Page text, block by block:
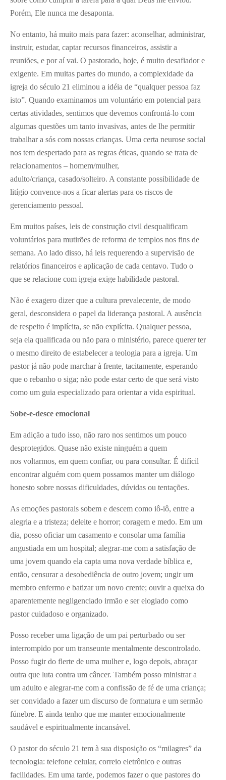
Porém, Ele nunca me desaponta.
No entanto, há muito mais para fazer: aconselhar, administrar,
instruir, estudar, captar recursos financeiros, assistir a
reuniões, e por aí vai. O pastorado, hoje, é muito desafiador e
exigente. Em muitas partes do mundo, a complexidade da
igreja do século 21 eliminou a idéia de “qualquer pessoa faz
isto”. Quando examinamos um voluntário em potencial para
certas atividades, sentimos que devemos confrontá-lo com
algumas questões um tanto invasivas, antes de lhe permitir
trabalhar a sós com nossas crianças. Uma certa neurose social
nos tem despertado para as regras éticas, quando se trata de
relacionamentos – homem/mulher,
adulto/criança, casado/solteiro. A constante possibilidade de
litígio convence-nos a ficar alertas para os riscos de
gerenciamento pessoal.
Em muitos países, leis de construção civil desqualificam
voluntários para mutirões de reforma de templos nos fins de
semana. Ao lado disso, há leis requerendo a supervisão de
relatórios financeiros e aplicação de cada centavo. Tudo o
que se relacione com igreja exige habilidade pastoral.
Não é exagero dizer que a cultura prevalecente, de modo
geral, desconsidera o papel da liderança pastoral. A ausência
de respeito é implícita, se não explícita. Qualquer pessoa,
seja ela qualificada ou não para o ministério, parece querer ter
o mesmo direito de estabelecer a teologia para a igreja. Um
pastor já não pode marchar à frente, tacitamente, esperando
que o rebanho o siga; não pode estar certo de que será visto
como um guia especializado para orientar a vida espiritual.
Sobe-e-desce emocional
Em adição a tudo isso, não raro nos sentimos um pouco
desprotegidos. Quase não existe ninguém a quem
nos voltarmos, em quem confiar, ou para consultar. É difícil
encontrar alguém com quem possamos manter um diálogo
honesto sobre nossas dificuldades, dúvidas ou tentações.
As emoções pastorais sobem e descem como iô-iô, entre a
alegria e a tristeza; deleite e horror; coragem e medo. Em um
dia, posso oficiar um casamento e consolar uma família
angustiada em um hospital; alegrar-me com a satisfação de
uma jovem quando ela capta uma nova verdade bíblica e,
então, censurar a desobediência de outro jovem; ungir um
membro enfermo e batizar um novo crente; ouvir a queixa do
aparentemente negligenciado irmão e ser elogiado como
pastor cuidadoso e organizado.
Posso receber uma ligação de um pai perturbado ou ser
interrompido por um transeunte mentalmente descontrolado.
Posso fugir do flerte de uma mulher e, logo depois, abraçar
outra que luta contra um câncer. Também posso ministrar a
um adulto e alegrar-me com a confissão de fé de uma criança;
ser convidado a fazer um discurso de formatura e um sermão
fúnebre. E ainda tenho que me manter emocionalmente
saudável e espiritualmente incansável.
O pastor do século 21 tem à sua disposição os “milagres” da
tecnologia: telefone celular, correio eletrônico e outras
facilidades. Em uma tarde, podemos fazer o que pastores do